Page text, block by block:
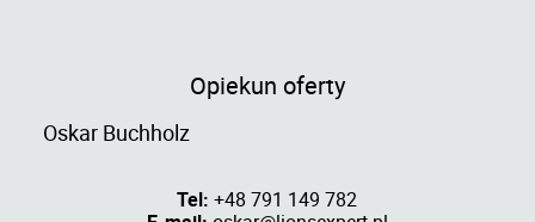
Opiekun oferty
Oskar Buchholz
Tel: +48 791 149 782